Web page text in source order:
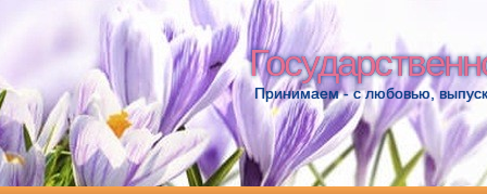
Принимаем - с любовью,